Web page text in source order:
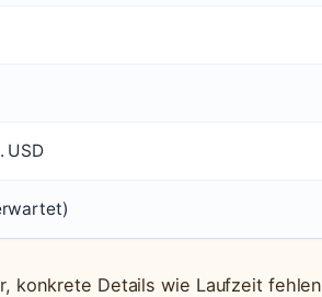
USD
konkrete Details wie Laufzeit fehlen